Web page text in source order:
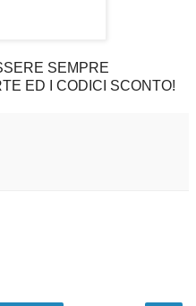
SEMPRE
ED I CODICI SCONTO!